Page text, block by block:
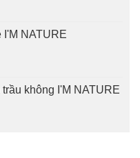
I'M NATURE
không I'M NATURE